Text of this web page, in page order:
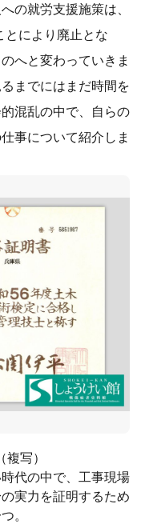
の就労支援施策は、
とにより廃止とな
へと変わっていきま
までにはまだ時間を
混乱の中で、自らの
事について紹介しま
写）
代の中で、工事現場
実力を証明するため
。